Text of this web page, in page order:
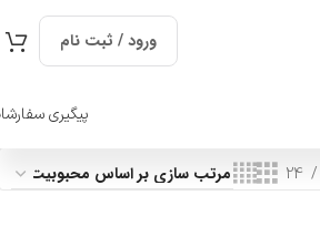
ورود / ثبت نام
پیگیری
24